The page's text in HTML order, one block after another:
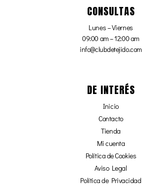
CONSULTAS
Lunes – Viernes
09:00 am – 12:00 am
info@clubdetejido.com
DE INTERÉS
Inicio
Contacto
Tienda
Mi cuenta
Política de Cookies
Aviso Legal
Política de Privacidad